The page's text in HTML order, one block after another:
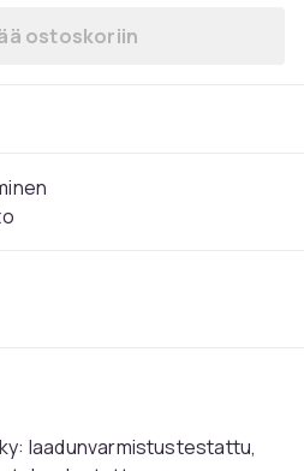
Lisää Kaasutin Yamaha
ostoskoriin
laadunvarmistustestattu,